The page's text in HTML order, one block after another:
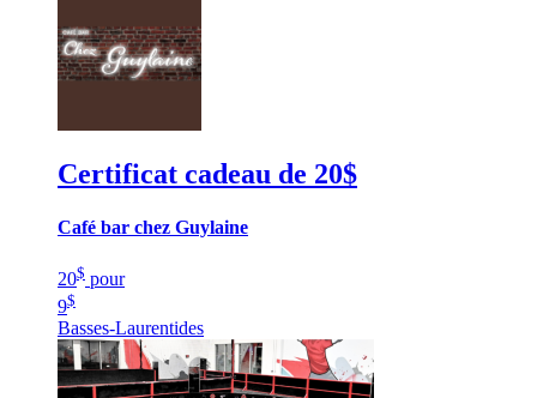
Certificat cadeau de 20$
Café bar chez Guylaine
20$ pour
9$
Basses-Laurentides